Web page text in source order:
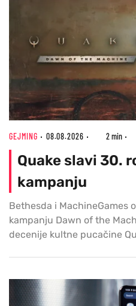
GEJMING 08.08.2026 2 min
Quake slavi 30.
kampanju
Bethesda i MachineGames
kampanju Dawn of the
decenije kultne pucačine